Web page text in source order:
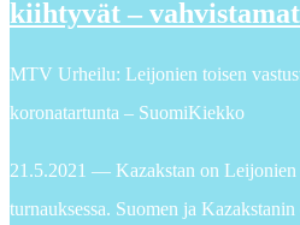
kiihtyvät –
MTV Urheilu: Leijonien toisen
koronatartunta – SuomiKiekko
21.5.2021 — Kazakstan on Leijonien
turnauksessa. Suomen ja